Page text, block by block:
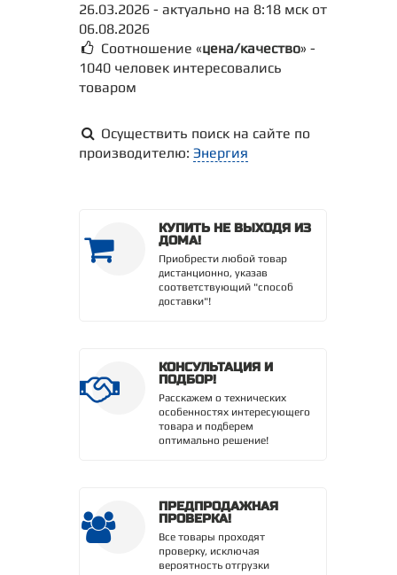
26.03.2026 - актуально на 8:18 мск от
06.08.2026
Соотношение «цена/качество» -
1040 человек интересовались
товаром
Осуществить поиск на сайте по
производителю: Энергия
КУПИТЬ НЕ ВЫХОДЯ ИЗ
ДОМА!
Приобрести любой товар
дистанционно, указав
соответствующий "способ
доставки"!
КОНСУЛЬТАЦИЯ И
ПОДБОР!
Расскажем о технических
особенностях интересующего
товара и подберем
оптимально решение!
ПРЕДПРОДАЖНАЯ
ПРОВЕРКА!
Все товары проходят
проверку, исключая
вероятность отгрузки